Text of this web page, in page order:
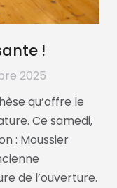
!
2025
qu’offre le
Ce samedi,
: Moussier
de l’ouverture.